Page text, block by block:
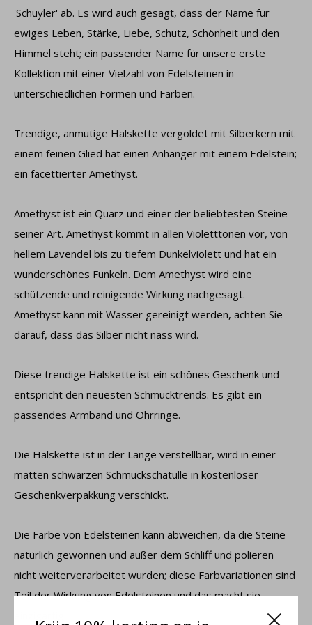
'Schuyler' ab. Es wird auch gesagt, dass der Name für
ewiges Leben, Stärke, Liebe, Schutz, Schönheit und den
Himmel steht; ein passender Name für unsere erste
Kollektion mit einer Vielzahl von Edelsteinen in
unterschiedlichen Formen und Farben.
Trendige, anmutige Halskette vergoldet mit Silberkern mit
einem feinen Glied hat einen Anhänger mit einem Edelstein;
ein facettierter Amethyst.
Amethyst ist ein Quarz und einer der beliebtesten Steine ​​
seiner Art. Amethyst kommt in allen Violetttönen vor, von
hellem Lavendel bis zu tiefem Dunkelviolett und hat ein
wunderschönes Funkeln. Dem Amethyst wird eine
schützende und reinigende Wirkung nachgesagt.
Amethyst kann mit Wasser gereinigt werden, achten Sie
darauf, dass das Silber nicht nass wird.
Diese trendige Halskette ist ein schönes Geschenk und
entspricht den neuesten Schmucktrends. Es gibt ein
passendes Armband und Ohrringe.
Die Halskette ist in der Länge verstellbar, wird in einer
matten schwarzen Schmuckschatulle in kostenloser
Geschenkverpakkung verschickt.
Die Farbe von Edelsteinen kann abweichen, da die Steine ​​
natürlich gewonnen und außer dem Schliff und polieren
nicht weiterverarbeitet wurden; diese Farbvariationen sind
Teil der Wirkung von Edelsteinen und das macht sie